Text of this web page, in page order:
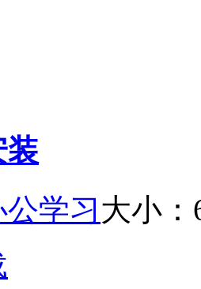
装
公学习大小：